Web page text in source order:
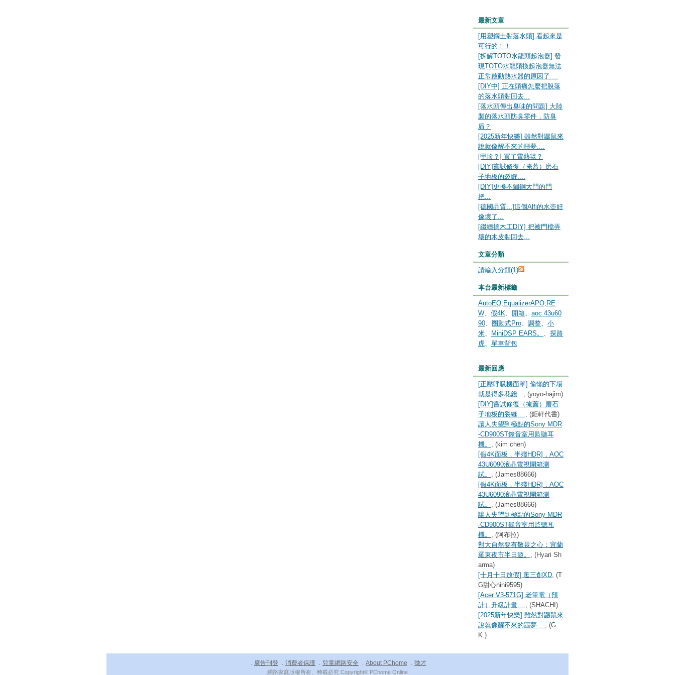
最新文章
[用塑鋼土黏落水頭] 看起來是
可行的！！
[拆解TOTO水龍頭起泡器] 發
現TOTO水龍頭換起泡器無法
正常啟動熱水器的原因了....
[DIY中] 正在頭痛怎麼把脫落
的落水頭黏回去...
[落水頭傳出臭味的問題] 大陸
製的落水頭防臭零件，防臭
盾？
[2025新年快樂] 雖然對鼴鼠來
說就像醒不來的噩夢....
[甲珍？] 買了電熱毯？
[DIY]嘗試修復（掩蓋）磨石
子地板的裂縫....
[DIY]更換不鏽鋼大門的門
把...
[德國品質...]這個Alfi的水壺好
像壞了...
[繼續搞木工DIY] 把被門檔弄
壞的木皮黏回去...
文章分類
請輸入分類(1)
本台最新標籤
AutoEQ;EqualizerAPO;RE
W、 假4K、 開箱、 aoc 43u60
90、 圈動式Pro、 調整、 小
米、 MiniDSP EARS。 、 探路
虎、 單車背包
最新回應
[正壓呼吸機面罩] 偷懶的下場
就是得多花錢..., (yoyo-hajim)
[DIY]嘗試修復（掩蓋）磨石
子地板的裂縫...., (鉅軒代書)
讓人失望到極點的Sony MDR
-CD900ST錄音室用監聽耳
機。 , (kim chen)
[假4K面板，半殘HDR]，AOC
43U6090液晶電視開箱測
試。 , (James88666)
[假4K面板，半殘HDR]，AOC
43U6090液晶電視開箱測
試。 , (James88666)
讓人失望到極點的Sony MDR
-CD900ST錄音室用監聽耳
機。 , (阿布拉)
對大自然要有敬畏之心：宜蘭
羅東夜市半日遊。 , (Hyari Sh
arma)
[十月十日放假] 逛三創XD, (T
G甜心nini9595)
[Acer V3-571G] 老筆電（預
計）升級計畫...., (SHACHI)
[2025新年快樂] 雖然對鼴鼠來
說就像醒不來的噩夢...., (G.
K.)
． 廣告刊登 ． 消費者保護 ． 兒童網路安全 ． About PChome ． 徵才
網路家庭版權所有、轉載必究 Copyright© PChome Online